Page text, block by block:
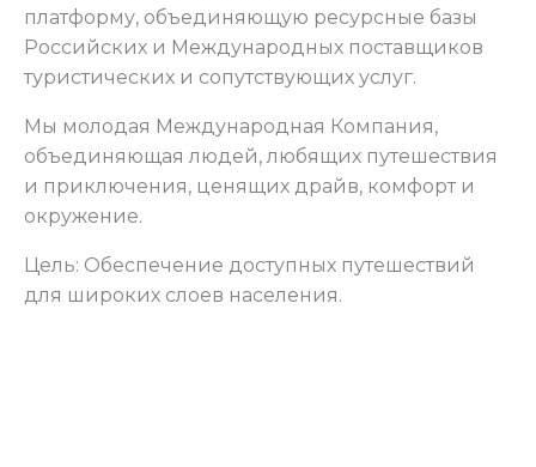
платформу, объединяющую ресурсные базы
Российских и Международных поставщиков
туристических и сопутствующих услуг.
Мы молодая Международная Компания,
объединяющая людей, любящих путешествия
и приключения, ценящих драйв, комфорт и
окружение.
Цель: Обеспечение доступных путешествий
для широких слоев населения.